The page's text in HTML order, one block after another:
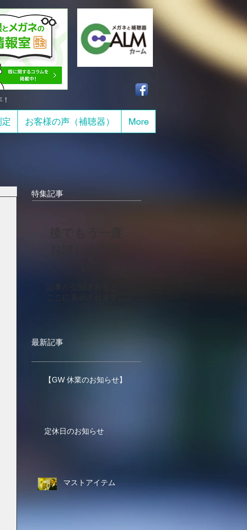
お客様の声（補聴器） More
特集記事
ここに表示されます。
最新記事
【GW 休業のお知らせ】
定休日のお知らせ
マストアイテム